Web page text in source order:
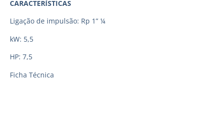
CARACTERÍSTICAS
Ligação de impulsão: Rp 1” ¼
kW: 5,5
HP: 7,5
Ficha Técnica